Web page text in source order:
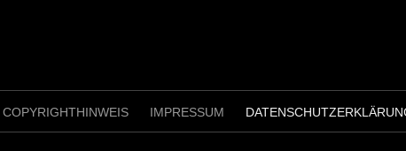
COPYRIGHTHINWEIS IMPRESSUM